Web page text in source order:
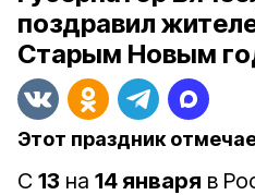
поздравил
Старым Новым
Этот праздник
С 13 на 14 января в